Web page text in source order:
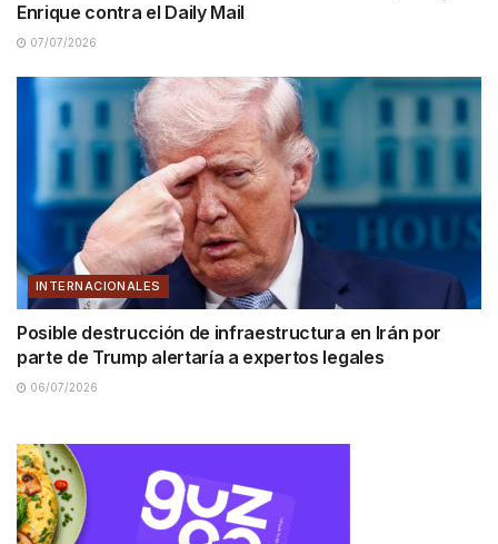
Enrique contra el Daily Mail
07/07/2026
INTERNACIONALES
Posible destrucción de infraestructura en Irán por
parte de Trump alertaría a expertos legales
06/07/2026